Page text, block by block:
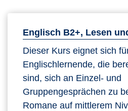
Englisch B2+, Lesen
Dieser Kurs eignet sich
Englischlernende, die
sind, sich an Einzel- und
Gruppengesprächen zu
Romane auf mittlerem